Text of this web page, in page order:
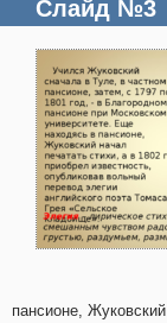
Слайд №3
пансионе,